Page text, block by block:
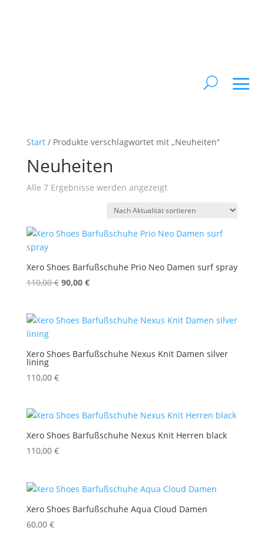
Start/ Produkte verschlagwortet mit „Neuheiten“
Neuheiten
Alle 7 Ergebnisse werden angezeigtNach
sortiert
Xero Shoes Barfußschuhe Prio Neo Damen surf spray
110,00€ Ursprünglicher
110,00 €
90,00 €Aktueller
90,00 €.
Xero Shoes Barfußschuhe Nexus Knit Damen silver
lining
110,00 €
Xero Shoes Barfußschuhe Nexus Knit Herren black
110,00 €
Xero Shoes Barfußschuhe Aqua Cloud Damen
60,00 €